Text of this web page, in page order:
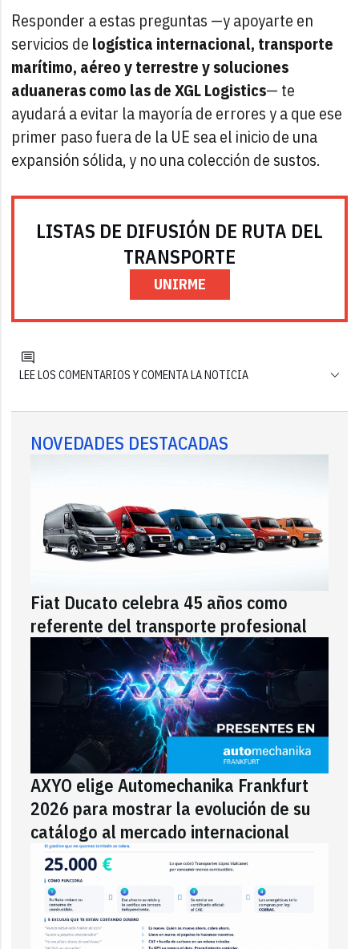
Responder a estas preguntas —y apoyarte en
servicios de logística internacional, transporte
marítimo, aéreo y terrestre y soluciones
aduaneras como las de XGL Logistics— te
ayudará a evitar la mayoría de errores y a que ese
primer paso fuera de la UE sea el inicio de una
expansión sólida, y no una colección de sustos.
LISTAS DE DIFUSIÓN DE RUTA DEL
TRANSPORTE
UNIRME
LEE LOS COMENTARIOS Y COMENTA LA NOTICIA
NOVEDADES DESTACADAS
Fiat Ducato celebra 45 años como
referente del transporte profesional
AXYO elige Automechanika Frankfurt
2026 para mostrar la evolución de su
catálogo al mercado internacional